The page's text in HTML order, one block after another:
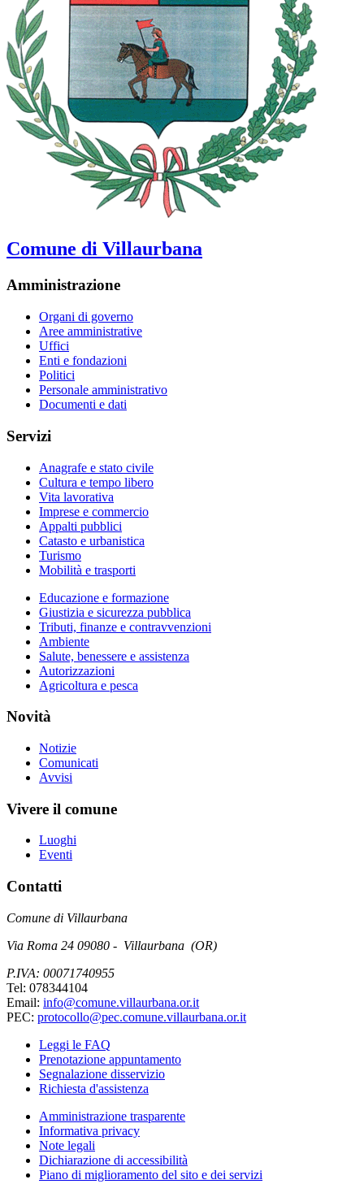
Comune di Villaurbana
Amministrazione
Organi di governo
Aree amministrative
Uffici
Enti e fondazioni
Politici
Personale amministrativo
Documenti e dati
Servizi
Anagrafe e stato civile
Cultura e tempo libero
Vita lavorativa
Imprese e commercio
Appalti pubblici
Catasto e urbanistica
Turismo
Mobilità e trasporti
Educazione e formazione
Giustizia e sicurezza pubblica
Tributi, finanze e contravvenzioni
Ambiente
Salute, benessere e assistenza
Autorizzazioni
Agricoltura e pesca
Novità
Notizie
Comunicati
Avvisi
Vivere il comune
Luoghi
Eventi
Contatti
Comune di Villaurbana
Via Roma 24 09080 - Villaurbana (OR)
P.IVA: 00071740955
Tel: 078344104
Email: info@comune.villaurbana.or.it
PEC: protocollo@pec.comune.villaurbana.or.it
Leggi le FAQ
Prenotazione appuntamento
Segnalazione disservizio
Richiesta d'assistenza
Amministrazione trasparente
Informativa privacy
Note legali
Dichiarazione di accessibilità
Piano di miglioramento del sito e dei servizi